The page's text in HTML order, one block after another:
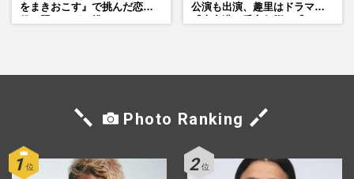
をまきおこす』で挑んだ恋人
公演も出演、趣里はドラマ
Photo Ranking